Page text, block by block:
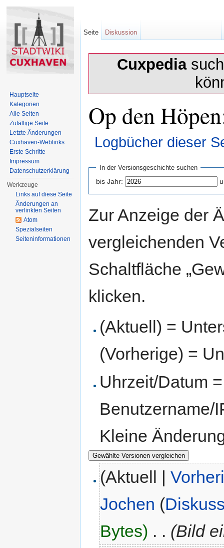
Cuxpedia
Op den
Logbücher dieser
In der Versionsgeschichte suchen
bis Jahr:
Zur Anzeige der
vergleichenden
Schaltfläche
klicken.
(Aktuell) =
(Vorherige) =
Uhrzeit/Datum
Benutzername/
Kleine
(Aktuell |
Jochen (
Bytes) . . (Bild
Seite Diskussion
Hauptseite
Kategorien
Alle Seiten
Zufällige Seite
Letzte Änderungen
Cuxhaven-Weblinks
Erste Schritte
Impressum
Datenschutzerklärung
Werkzeuge
Links auf diese Seite
Änderungen an
verlinkten Seiten
Atom
Spezialseiten
Seiten­informationen